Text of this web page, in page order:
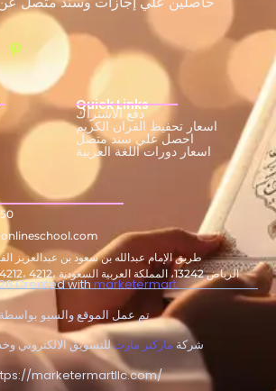
Quick Links
دفع الاشتراك
اسعار تحفيظ القران الكريم
احصل علي سند متصل
اسعار دورات اللغة العربية
غرناطة، RFGA4212، 4212، الرياض 13242، المملكة العربية السعودية
Created withmarketermart
تم عمل الموقع والسيو بواسطة
شركةماركتر مارتللتسويق الالكتروني
marketermartllc.com/